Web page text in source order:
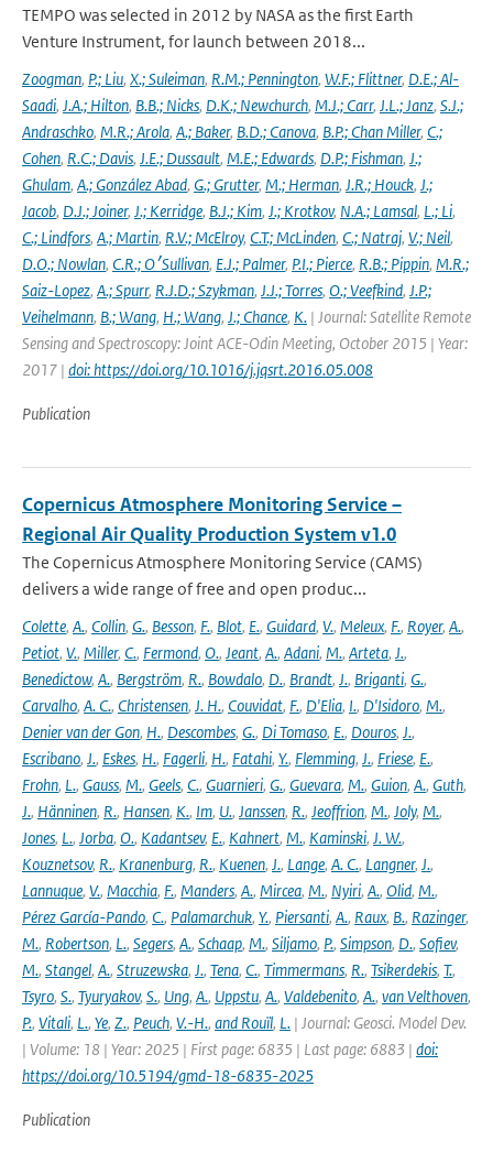
TEMPO was selected in 2012 by NASA as the first Earth
Venture Instrument, for launch between 2018...
Zoogman, P.; Liu, X.; Suleiman, R.M.; Pennington, W.F.; Flittner, D.E.; Al-
Saadi, J.A.; Hilton, B.B.; Nicks, D.K.; Newchurch, M.J.; Carr, J.L.; Janz, S.J.;
Andraschko, M.R.; Arola, A.; Baker, B.D.; Canova, B.P.; Chan Miller, C.;
Cohen, R.C.; Davis, J.E.; Dussault, M.E.; Edwards, D.P.; Fishman, J.;
Ghulam, A.; González Abad, G.; Grutter, M.; Herman, J.R.; Houck, J.;
Jacob, D.J.; Joiner, J.; Kerridge, B.J.; Kim, J.; Krotkov, N.A.; Lamsal, L.; Li,
C.; Lindfors, A.; Martin, R.V.; McElroy, C.T.; McLinden, C.; Natraj, V.; Neil,
D.O.; Nowlan, C.R.; O׳Sullivan, E.J.; Palmer, P.I.; Pierce, R.B.; Pippin, M.R.;
Saiz-Lopez, A.; Spurr, R.J.D.; Szykman, J.J.; Torres, O.; Veefkind, J.P.;
Veihelmann, B.; Wang, H.; Wang, J.; Chance, K. | Journal: Satellite Remote
Sensing and Spectroscopy: Joint ACE-Odin Meeting, October 2015 | Year:
2017 | doi: https://doi.org/10.1016/j.jqsrt.2016.05.008
Publication
Copernicus Atmosphere Monitoring Service –
Regional Air Quality Production System v1.0
The Copernicus Atmosphere Monitoring Service (CAMS)
delivers a wide range of free and open produc...
Colette, A., Collin, G., Besson, F., Blot, E., Guidard, V., Meleux, F., Royer, A.,
Petiot, V., Miller, C., Fermond, O., Jeant, A., Adani, M., Arteta, J.,
Benedictow, A., Bergström, R., Bowdalo, D., Brandt, J., Briganti, G.,
Carvalho, A. C., Christensen, J. H., Couvidat, F., D'Elia, I., D'Isidoro, M.,
Denier van der Gon, H., Descombes, G., Di Tomaso, E., Douros, J.,
Escribano, J., Eskes, H., Fagerli, H., Fatahi, Y., Flemming, J., Friese, E.,
Frohn, L., Gauss, M., Geels, C., Guarnieri, G., Guevara, M., Guion, A., Guth,
J., Hänninen, R., Hansen, K., Im, U., Janssen, R., Jeoffrion, M., Joly, M.,
Jones, L., Jorba, O., Kadantsev, E., Kahnert, M., Kaminski, J. W.,
Kouznetsov, R., Kranenburg, R., Kuenen, J., Lange, A. C., Langner, J.,
Lannuque, V., Macchia, F., Manders, A., Mircea, M., Nyiri, A., Olid, M.,
Pérez García-Pando, C., Palamarchuk, Y., Piersanti, A., Raux, B., Razinger,
M., Robertson, L., Segers, A., Schaap, M., Siljamo, P., Simpson, D., Sofiev,
M., Stangel, A., Struzewska, J., Tena, C., Timmermans, R., Tsikerdekis, T.,
Tsyro, S., Tyuryakov, S., Ung, A., Uppstu, A., Valdebenito, A., van Velthoven,
P., Vitali, L., Ye, Z., Peuch, V.-H., and Rouïl, L. | Journal: Geosci. Model Dev.
| Volume: 18 | Year: 2025 | First page: 6835 | Last page: 6883 | doi:
https://doi.org/10.5194/gmd-18-6835-2025
Publication